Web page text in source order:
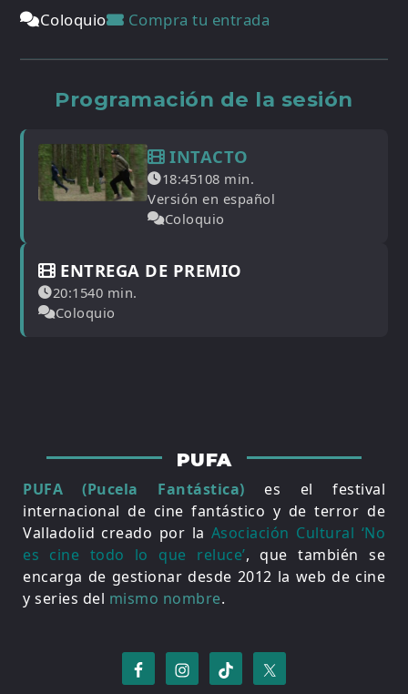
Coloquio Compra tu entrada
Programación de la sesión
INTACTO
18:45108 min.
Versión en español
Coloquio
ENTREGA DE PREMIO
20:1540 min.
Coloquio
PUFA
PUFA (Pucela Fantástica) es el festival
internacional de cine fantástico y de terror de
Valladolid creado por la Asociación Cultural ‘No
es cine todo lo que reluce’, que también se
encarga de gestionar desde 2012 la web de cine
y series del mismo nombre.